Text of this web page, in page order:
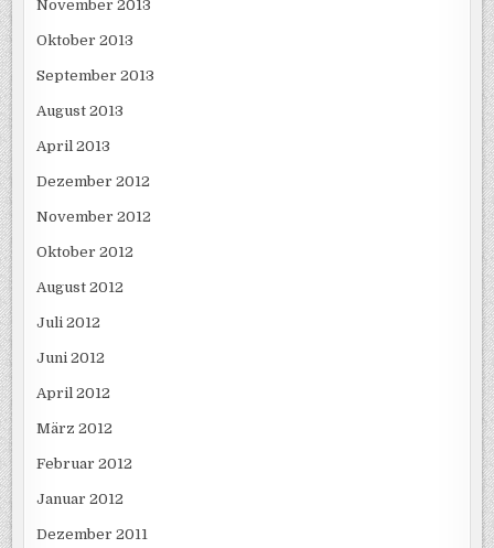
November 2013
Oktober 2013
September 2013
August 2013
April 2013
Dezember 2012
November 2012
Oktober 2012
August 2012
Juli 2012
Juni 2012
April 2012
März 2012
Februar 2012
Januar 2012
Dezember 2011